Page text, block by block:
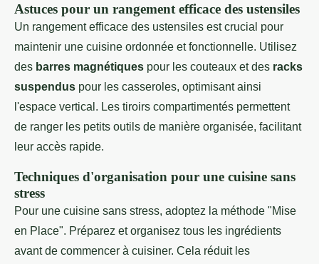
Astuces pour un rangement efficace des ustensiles
Un rangement efficace des ustensiles est crucial pour
maintenir une cuisine ordonnée et fonctionnelle. Utilisez
des barres magnétiques pour les couteaux et des racks
suspendus pour les casseroles, optimisant ainsi
l'espace vertical. Les tiroirs compartimentés permettent
de ranger les petits outils de manière organisée, facilitant
leur accès rapide.
Techniques d'organisation pour une cuisine sans
stress
Pour une cuisine sans stress, adoptez la méthode "Mise
en Place". Préparez et organisez tous les ingrédients
avant de commencer à cuisiner. Cela réduit les